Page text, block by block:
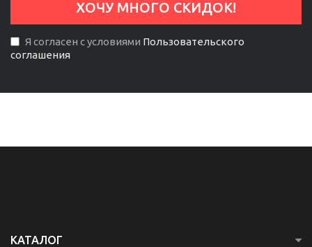
Я согласен с условиями Пользовательского
соглашения
КАТАЛОГ